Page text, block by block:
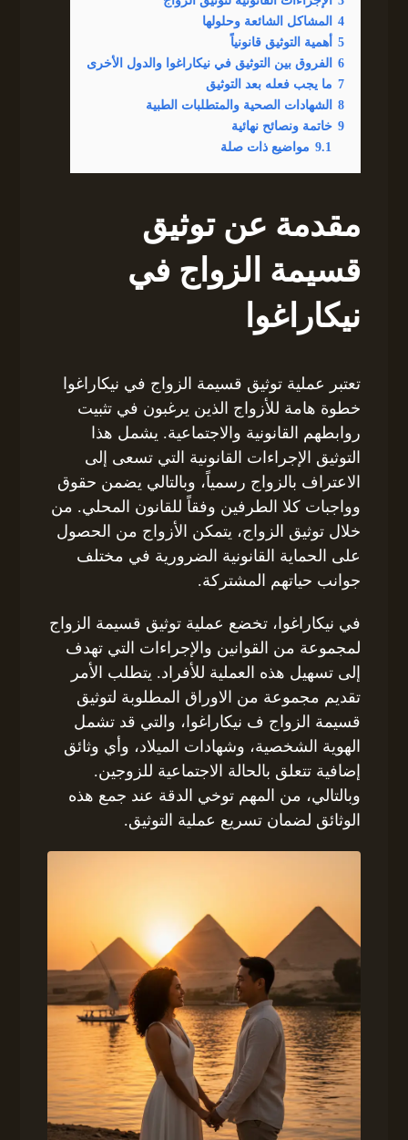
4
المشاكل الشائعة وحلولها
5
أهمية التوثيق قانونياً
6
الفروق بين التوثيق في نيكاراغوا والدول الأخرى
7 ما يجب فعله بعد التوثيق
8
الشهادات الصحية والمتطلبات الطبية
9 خاتمة ونصائح نهائية
9.1 مواضيع ذات صلة
مقدمة عن توثيق
قسيمة الزواج في
نيكاراغوا
تعتبر عملية توثيق قسيمة الزواج في نيكاراغوا
خطوة هامة للأزواج الذين يرغبون في تثبيت
روابطهم القانونية والاجتماعية. يشمل هذا
التوثيق الإجراءات القانونية التي تسعى إلى
الاعتراف بالزواج رسمياً، وبالتالي يضمن حقوق
وواجبات كلا الطرفين وفقاً للقانون المحلي. من
خلال توثيق الزواج، يتمكن الأزواج من الحصول
على الحماية القانونية الضرورية في مختلف
جوانب حياتهم المشتركة.
في نيكاراغوا، تخضع عملية توثيق قسيمة الزواج
لمجموعة من القوانين والإجراءات التي تهدف
إلى تسهيل هذه العملية للأفراد. يتطلب الأمر
تقديم مجموعة من الاوراق المطلوبة لتوثيق
قسيمة الزواج ف نيكاراغوا، والتي قد تشمل
الهوية الشخصية، وشهادات الميلاد، وأي وثائق
إضافية تتعلق بالحالة الاجتماعية للزوجين.
وبالتالي، من المهم توخي الدقة عند جمع هذه
الوثائق لضمان تسريع عملية التوثيق.